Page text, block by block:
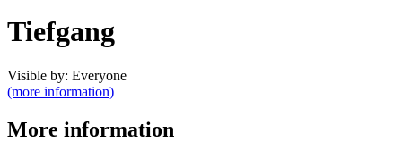
Tiefgang
Visible by: Everyone
(more information)
More information